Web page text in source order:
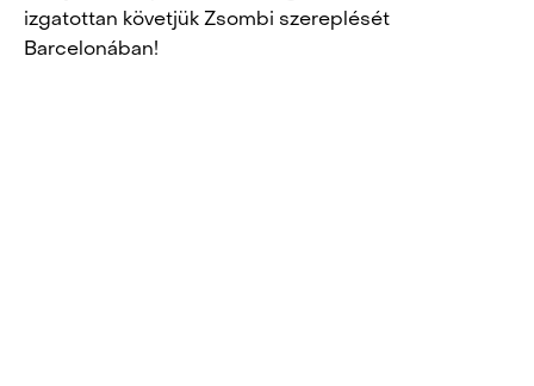
izgatottan követjük Zsombi szereplését
Barcelonában!